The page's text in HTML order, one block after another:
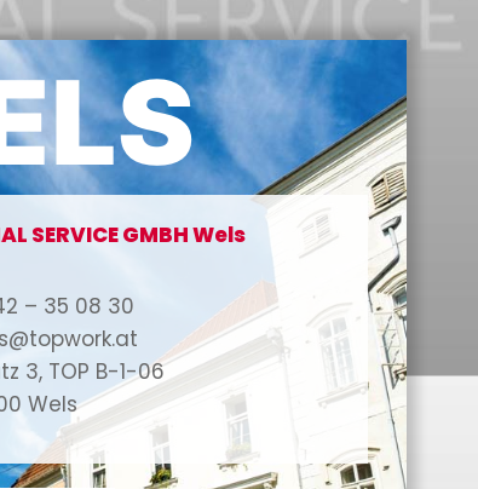
SERVICE GMBH Wels
– 35 08 30
3, TOP B-1-06
Wels